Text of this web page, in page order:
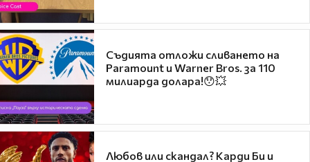
Съдията отложи сливането на
Paramount и Warner Bros. за 110
милиарда долара!😯💥
Любов или скандал? Карди Би и